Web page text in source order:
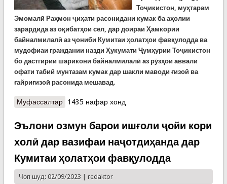
Тоҷикистон, муҳтарам
Эмомалӣ Раҳмон ҷиҳати расонидани кумак ба аҳолии
зарардида аз оқибатҳои сел, дар доираи Ҳамкории
байналмилалӣ аз ҷониби Кумитаи ҳолатҳои фавқулодда ва
мудофиаи граждании назди Ҳукумати Ҷумҳурии Тоҷикистон
бо дастгирии шарикони байналмилалӣ аз рӯзҳои аввали
офати табиӣ мунтазам кумак дар шакли маводи ғизоӣ ва
ғайриғизоӣ расонида мешавад.
Муфассалтаро Кумак ба сокинони осебдидаи шаҳри Ваҳдат
1435 нафар хонд
Эълони озмун барои ишғоли ҷойи кори
холӣ дар вазифаи наҷотдиҳанда дар
Кумитаи ҳолатҳои фавқулодда
Чоп шуд: 02/09/2023 | redaktor